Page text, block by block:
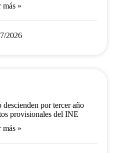
más »
2026
por tercer año
provisionales del INE
más »